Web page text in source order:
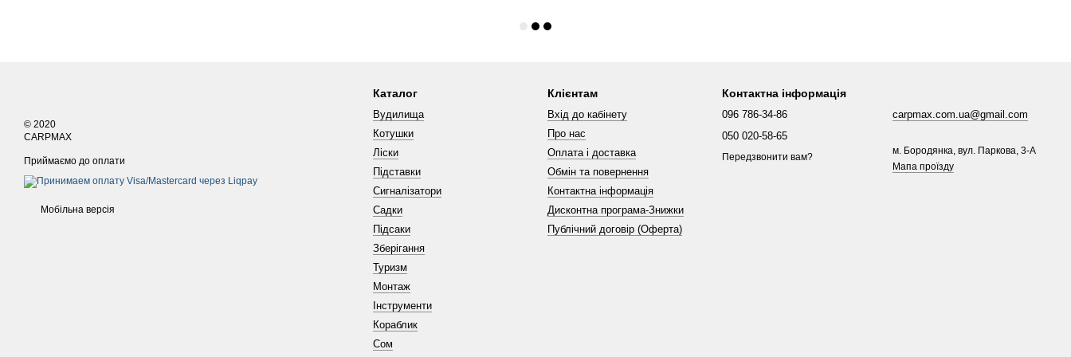
© 2020
CARPMAX
Приймаємо до оплати
Мобільна версія
Каталог
Вудилища
Котушки
Ліски
Підставки
Сигналізатори
Садки
Підсаки
Зберігання
Туризм
Монтаж
Інструменти
Кораблик
Сом
Клієнтам
Вхід до кабінету
Про нас
Оплата і доставка
Обмін та повернення
Контактна інформація
Дисконтна програма-Знижки
Публічний договір (Оферта)
Контактна інформація
096 786-34-86
050 020-58-65
Передзвонити вам?
carpmax.com.ua@gmail.com
м. Бородянка, вул. Паркова, 3-A
Мапа проїзду